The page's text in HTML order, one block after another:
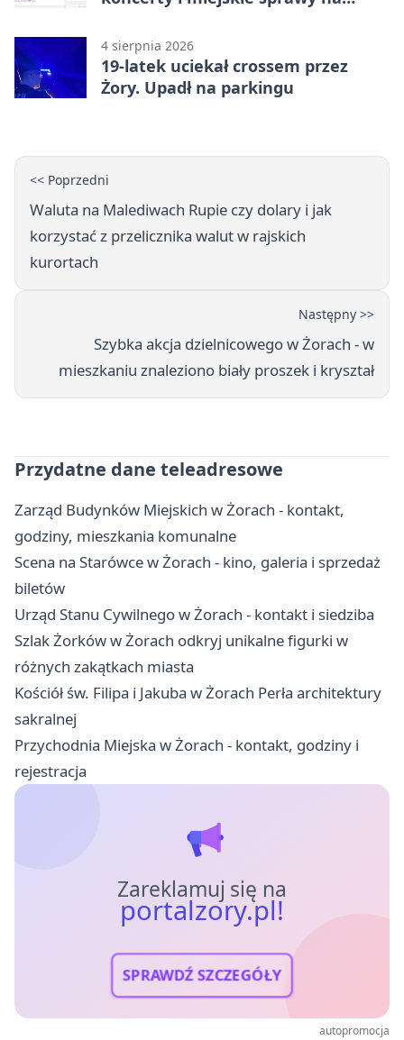
4 sierpnia 2026
19-latek uciekał crossem przez
Żory. Upadł na parkingu
<< Poprzedni
Waluta na Malediwach Rupie czy dolary i jak
korzystać z przelicznika walut w rajskich
kurortach
Następny >>
Szybka akcja dzielnicowego w Żorach - w
mieszkaniu znaleziono biały proszek i kryształ
Przydatne dane teleadresowe
Zarząd Budynków Miejskich w Żorach - kontakt,
godziny, mieszkania komunalne
Scena na Starówce w Żorach - kino, galeria i sprzedaż
biletów
Urząd Stanu Cywilnego w Żorach - kontakt i siedziba
Szlak Żorków w Żorach odkryj unikalne figurki w
różnych zakątkach miasta
Kościół św. Filipa i Jakuba w Żorach Perła architektury
sakralnej
Przychodnia Miejska w Żorach - kontakt, godziny i
rejestracja
Zareklamuj się na
portalzory.pl!
SPRAWDŹ SZCZEGÓŁY
autopromocja